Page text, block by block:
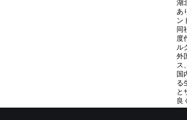
湖
あ
ン
同
度
ル
外
ス
国
る
と
良